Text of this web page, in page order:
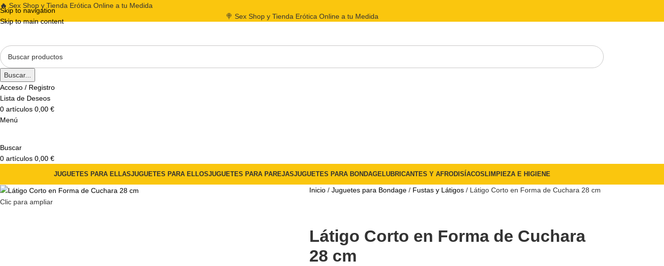
Skip to navigation
Skip to main content
🔥 Sex Shop y Tienda Erótica Online a tu Medida
🍭 Sex Shop y Tienda Erótica Online a tu Medida
Buscar...
Acceso / Registro
Lista de Deseos
0 artículos 0,00 €
Menú
Buscar
0 artículos 0,00 €
JUGUETES PARA ELLASJUGUETES PARA ELLOSJUGUETES PARA PAREJASJUGUETES PARA BONDAGELUBRICANTES Y AFRODISÍACOSLIMPIEZA E HIGIENE
Clic para ampliar
Inicio Juguetes para Bondage Fustas y Látigos Látigo Corto en Forma de Cuchara 28 cm
Látigo Corto en Forma de Cuchara
28 cm